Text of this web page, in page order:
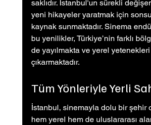
saklıdır. İstanbul'un sürekli
yeni hikayeler yaratmak için
kaynak sunmaktadır. Sinema
bu yenilikler, Türkiye’nin farklı
de yayılmakta ve yerel
çıkarmaktadır.
Tüm Yönleriyle Yerli
İstanbul, sinemayla dolu bir şehir
hem yerel hem de uluslararası